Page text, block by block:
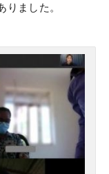
ました。